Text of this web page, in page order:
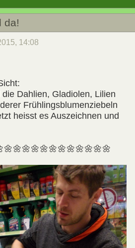
da!
14:08
Dahlien, Gladiolen, Lilien
Frühlingsblumenziebeln
heisst es Auszeichnen und